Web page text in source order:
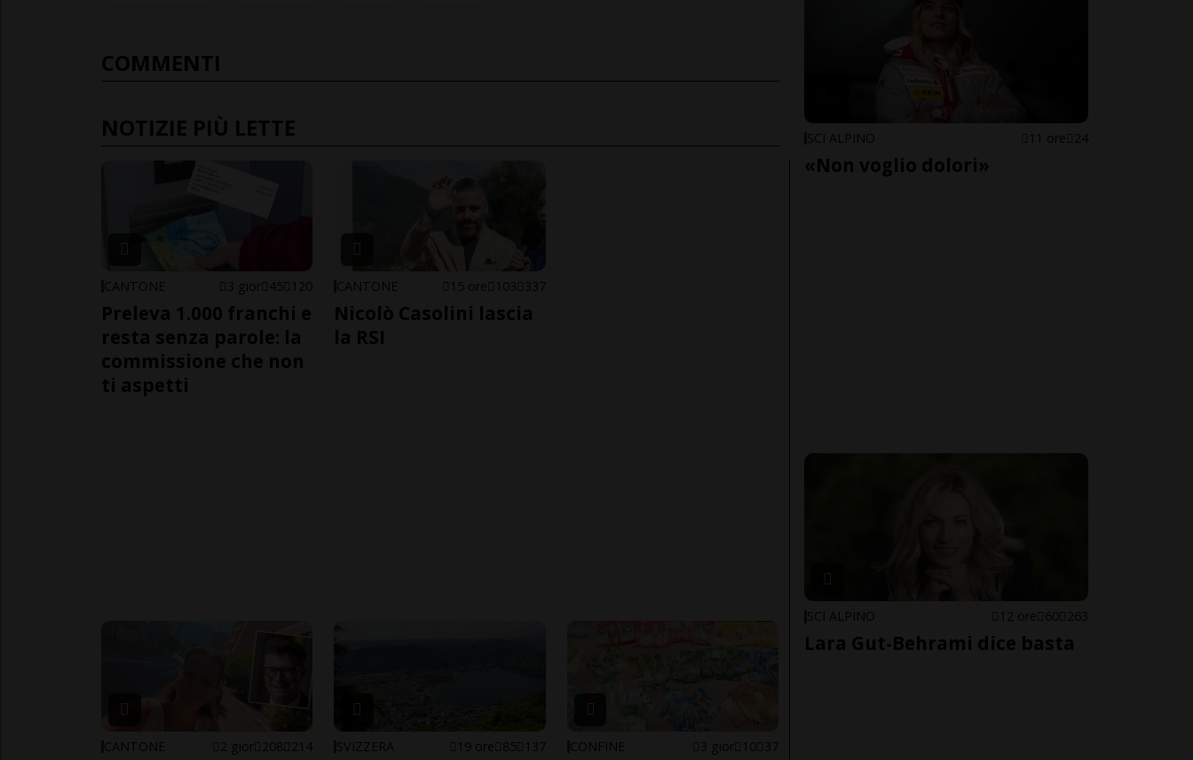
COMMENTI
NOTIZIE PIÙ LETTE
CANTONE 3 gior 45 120
Preleva 1.000 franchi e
resta senza parole: la
commissione che non
ti aspetti
CANTONE 15 ore 103 337
Nicolò Casolini lascia
la RSI
CANTONE 2 gior 208 214 SVIZZERA 19 ore 85 137 CONFINE 3 gior 10 37
SCI ALPINO 11 ore 24
«Non voglio dolori»
SCI ALPINO 12 ore 60 263
Lara Gut-Behrami dice basta